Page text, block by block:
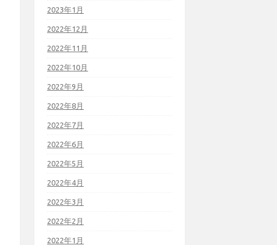
2023年1月
2022年12月
2022年11月
2022年10月
2022年9月
2022年8月
2022年7月
2022年6月
2022年5月
2022年4月
2022年3月
2022年2月
2022年1月